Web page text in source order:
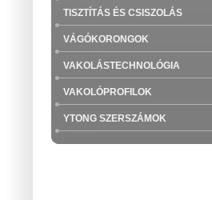
TISZTÍTÁS ÉS CSISZOLÁS
VÁGÓKORONGOK
VAKOLÁSTECHNOLÓGIA
VAKOLÓPROFILOK
YTONG SZERSZÁMOK